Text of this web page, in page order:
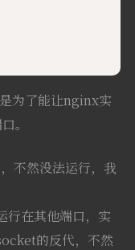
为了能让nginx实
。
不然没法运行，我
行在其他端口，实
的反代，不然